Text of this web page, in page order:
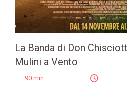
La Banda di Don
Mulini a Vento
90 min